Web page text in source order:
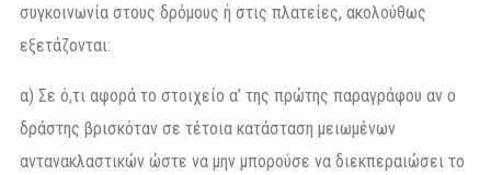
συγκοινωνία στους δρόμους ή στις πλατείες, ακολούθως
εξετάζονται:
α) Σε ό,τι αφορά το στοιχείο α’ της πρώτης παραγράφου αν ο
δράστης βρισκόταν σε τέτοια κατάσταση μειωμένων
αντανακλαστικών ώστε να μην μπορούσε να διεκπεραιώσει το